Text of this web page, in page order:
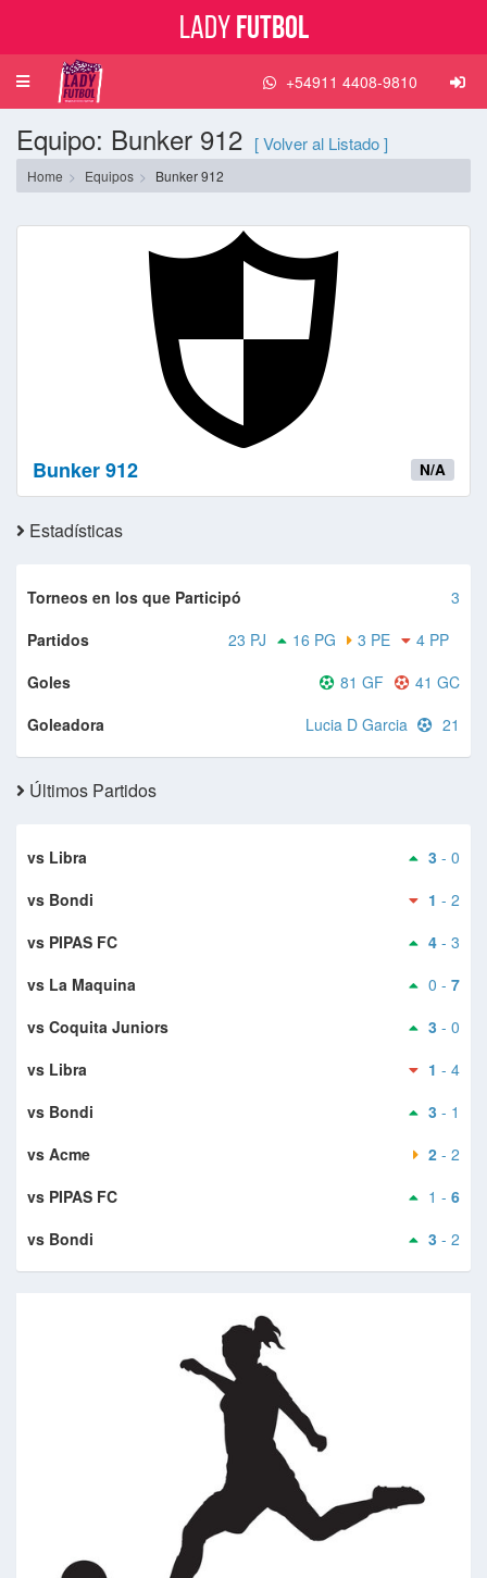
Lady Futbol
Toggle
navigation
+54911 4408-9810
Equipo: Bunker 912 [ Volver al Listado ]
Home Equipos Bunker 912
Bunker 912 N/A
Estadísticas
Torneos en los que Participó
3
Partidos
4 PP
3 PE
16 PG
23 PJ
Goles
41 GC
81 GF
Goleadora
Lucia D Garcia 21
Últimos Partidos
vs Libra 3 - 0
vs Bondi
1 - 2
vs PIPAS FC
4 - 3
vs La Maquina
0 - 7
vs Coquita Juniors
3 - 0
vs Libra
1 - 4
vs Bondi
3 - 1
vs Acme
2 - 2
vs PIPAS FC
1 - 6
vs Bondi
3 - 2